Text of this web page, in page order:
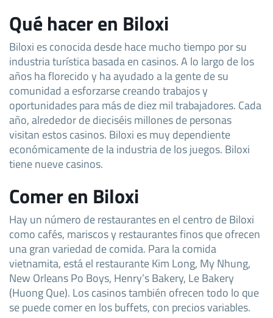
Qué hacer en Biloxi
Biloxi es conocida desde hace mucho tiempo por su
industria turística basada en casinos. A lo largo de los
años ha florecido y ha ayudado a la gente de su
comunidad a esforzarse creando trabajos y
oportunidades para más de diez mil trabajadores. Cada
año, alrededor de dieciséis millones de personas
visitan estos casinos. Biloxi es muy dependiente
económicamente de la industria de los juegos. Biloxi
tiene nueve casinos.
Comer en Biloxi
Hay un número de restaurantes en el centro de Biloxi
como cafés, mariscos y restaurantes finos que ofrecen
una gran variedad de comida. Para la comida
vietnamita, está el restaurante Kim Long, My Nhung,
New Orleans Po Boys, Henry’s Bakery, Le Bakery
(Huong Que). Los casinos también ofrecen todo lo que
se puede comer en los buffets, con precios variables.